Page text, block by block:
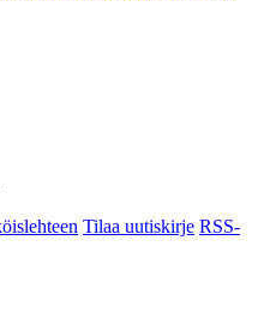
Tilaa uutiskirje RSS-